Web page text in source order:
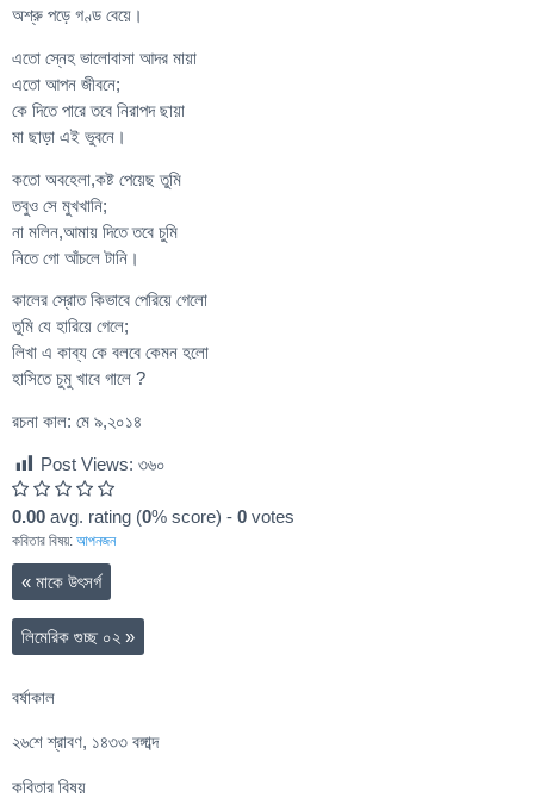
অশ্রু পড়ে গণ্ড বেয়ে।
এতো স্নেহ ভালোবাসা আদর মায়া
এতো আপন জীবনে;
কে দিতে পারে তবে নিরাপদ ছায়া
মা ছাড়া এই ভুবনে।
কতো অবহেলা,কষ্ট পেয়েছ তুমি
তবুও সে মুখখানি;
না মলিন,আমায় দিতে তবে চুমি
নিতে গো আঁচলে টানি।
কালের স্রোত কিভাবে পেরিয়ে গেলো
তুমি যে হারিয়ে গেলে;
লিখা এ কাব্য কে বলবে কেমন হলো
হাসিতে চুমু খাবে গালে ?
রচনা কাল: মে ৯,২০১৪
Post Views: ৩৬০
0.00 avg. rating (0% score) - 0 votes
কবিতার বিষয়: আপনজন
« মাকে উৎসর্গ
লিমেরিক গুচ্ছ ০২ »
বর্ষাকাল
২৬শে শ্রাবণ, ১৪৩৩ বঙ্গাব্দ
কবিতার বিষয়